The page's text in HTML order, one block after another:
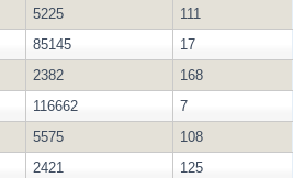
5225
111
85145
17
2382
168
116662
7
5575
108
2421
125